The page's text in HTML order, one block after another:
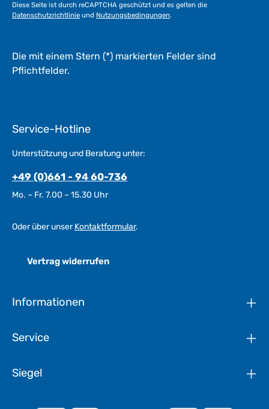
g
Diese Seite ist durch reCAPTCHA geschützt und es gelten die
Datenschutzrichtlinie und Nutzungsbedingungen.
Die mit einem Stern (*) markierten Felder sind
Pflichtfelder.
Service-Hotline
Unterstützung und Beratung unter:
+49 (0)661 - 94 60-736
Mo. – Fr. 7.00 – 15.30 Uhr
Oder über unserKontaktformular.
Vertrag widerrufen
Informationen
Service
Siegel